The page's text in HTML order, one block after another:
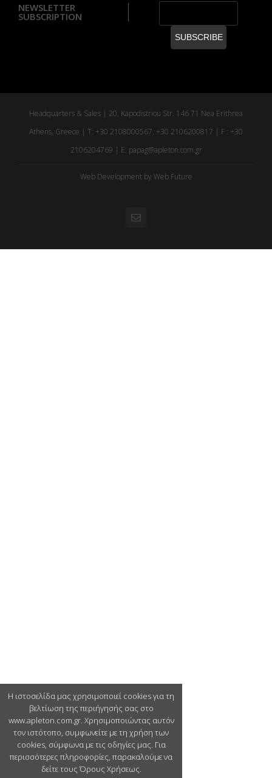
NEWSLETTER
SUBSCRIPTION
Headquarters & Sales | 20, Kapodistriou Str. 146 71 Nea Erithrea
Athens, Greece | T: +30 2108000567, +30 2106200817 | F : +30
2106204769 | E: papag@apleton.com.gr
Web Development by Web Future
Η ιστοσελίδα μας χρησιμοποιεί cookies για τη
βελτίωση της περιήγησής σας στο
www.apleton.com.gr. Χρησιμοποιώντας αυτόν
τον ιστότοπο, συμφωνείτε με τη χρήση των
cookies, σύμφωνα με τις οδηγίες μας. Για
περισσότερες πληροφορίες, παρακαλούμε να
δείτε τους Όρους Χρήσεως.